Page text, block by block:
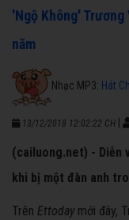
'Ngộ Không'
năm
Nhạc MP3: Hát
13/12/2018 12:02:22 CH
(cailuong.net) - Diễn
khi bị một đàn anh
Trên Ettodaymới đây,